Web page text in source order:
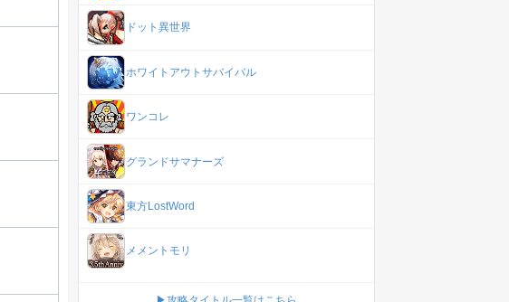
ドット異世界
ホワイトアウトサバイバル
ワンコレ
グランドサマナーズ
東方LostWord
メメントモリ